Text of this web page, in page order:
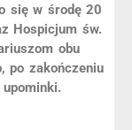
się w środę 20
Hospicjum św.
obu
po zakończeniu